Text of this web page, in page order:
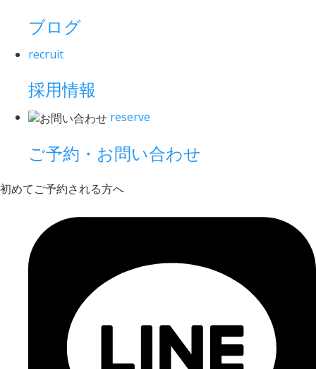
ブログ
recruit
採用情報
reserve
ご予約・お問い合わせ
初めてご予約される方へ